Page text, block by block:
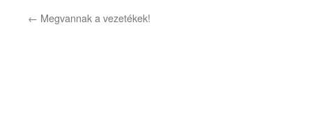
← Megvannak a vezetékek!